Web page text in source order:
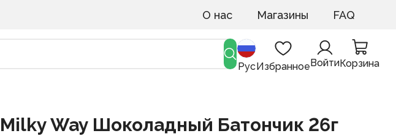
О нас Магазины FAQ
РусИзбранноеВойтиКорзина
Milky Way Шоколадный Батончик 26г